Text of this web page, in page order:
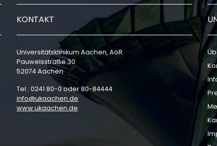
KONTAKT
Universitätsklinikum Aachen, AöR
Pauwelsstraße 30
52074 Aachen
Tel.: 0241 80-0 oder 80-84444
info
ukaachen de
www.ukaachen.de